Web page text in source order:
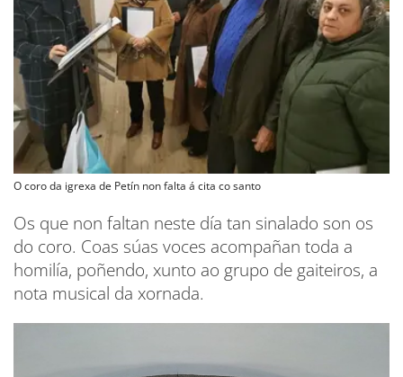
O coro da igrexa de Petín non falta á cita co santo
Os que non faltan neste día tan sinalado son os
do coro. Coas súas voces acompañan toda a
homilía, poñendo, xunto ao grupo de gaiteiros, a
nota musical da xornada.